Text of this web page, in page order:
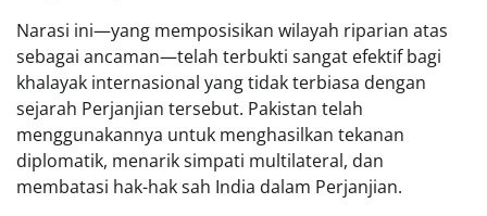
Narasi ini—yang memposisikan wilayah riparian atas
sebagai ancaman—telah terbukti sangat efektif bagi
khalayak internasional yang tidak terbiasa dengan
sejarah Perjanjian tersebut. Pakistan telah
menggunakannya untuk menghasilkan tekanan
diplomatik, menarik simpati multilateral, dan
membatasi hak-hak sah India dalam Perjanjian.